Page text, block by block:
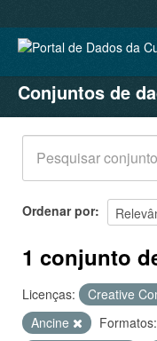
CONJUNTOS DE
ORGANIZAÇÕES
GRUPOS
SOBRE
Conjuntos de
Ordenar por
1 conjunto
Licenças: Creative
Ancine
Formatos: